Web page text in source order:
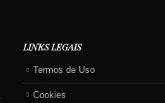
LINKS LEGAIS
Termos de Uso
Cookies